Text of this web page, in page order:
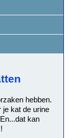
hebben.
je kat de urine
kan